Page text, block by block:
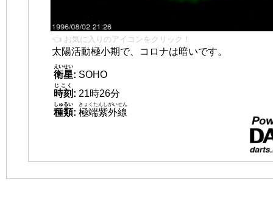
👈 お気に入りのアイコンをクリック！
太陽活動極小期で、コロナは暗いです。
衛星
えいせい
: SOHO
時刻
じこく
: 21時26分
種類
しゅるい
: 極端紫外線
きょくたんしがいせん